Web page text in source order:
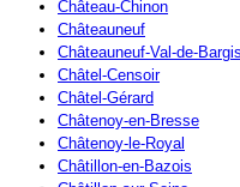
Château-Chinon
Châteauneuf
Châteauneuf-Val-de-Bargis
Châtel-Censoir
Châtel-Gérard
Châtenoy-en-Bresse
Châtenoy-le-Royal
Châtillon-en-Bazois